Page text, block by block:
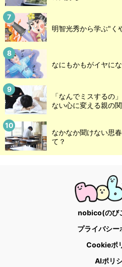
明智光秀から学ぶ"く
なにもかもがイヤに
「なんでミスするの
ない心に変える親の
なかなか聞けない思
て？
nobico(のび
プライバシー
Cookieポ
AIポリ